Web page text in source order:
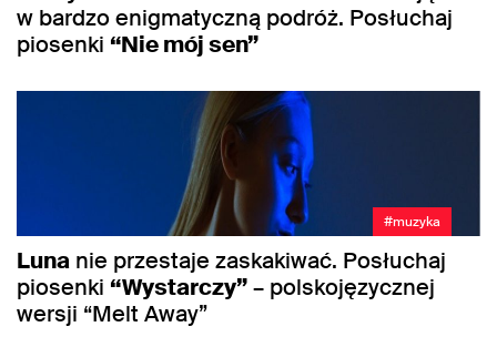
w bardzo enigmatyczną podróż. Posłuchaj
piosenki “Nie mój sen”
#muzyka
Luna nie przestaje zaskakiwać. Posłuchaj
piosenki “Wystarczy”– polskojęzycznej
wersji “Melt Away”